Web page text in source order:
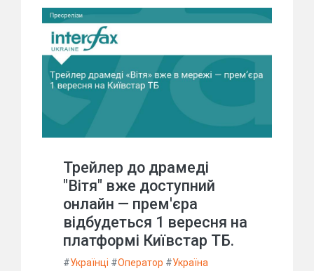
Трейлер до драмеді
"Вітя" вже доступний
онлайн — прем'єра
відбудеться 1 вересня на
платформі Київстар ТБ.
#Українці #Оператор #Україна